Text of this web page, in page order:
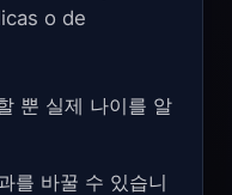
o de
뿐 실제 나이를 알
를 바꿀 수 있습니